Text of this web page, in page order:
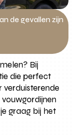
de gevallen zijn
Bij
die perfect
verduisterende
graag bij het